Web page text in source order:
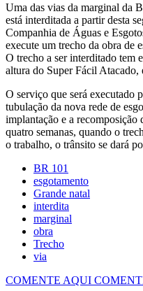
Uma das vias da marginal da
está interditada a partir desta
Companhia de Águas e
execute um trecho da obra de
O trecho a ser interditado tem
altura do Super Fácil Atacado,
O serviço que será executado
tubulação da nova rede de
implantação e a recomposição
quatro semanas, quando o
o trabalho, o trânsito se dará
BR 101
esgotamento
Grande natal
interdita
marginal
obra
Trecho
via
COMENTE AQUI